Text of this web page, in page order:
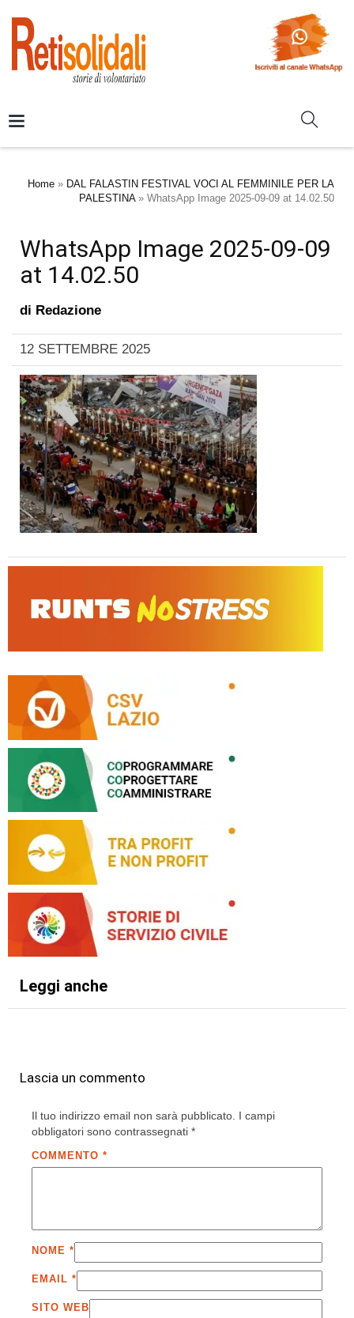
Home » DAL FALASTIN FESTIVAL VOCI AL FEMMINILE PER LA
PALESTINA» WhatsApp Image 2025-09-09 at 14.02.50
WhatsApp Image 2025-09-09
at 14.02.50
di Redazione
12 SETTEMBRE 2025
Leggi anche
Lascia un commento
Il tuo indirizzo email non sarà pubblicato. I campi
obbligatori sono contrassegnati *
COMMENTO *
NOME *
EMAIL *
SITO WEB